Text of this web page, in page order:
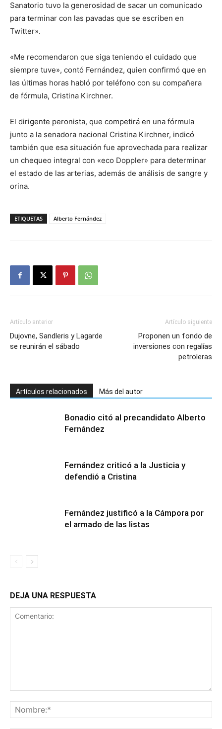
Sanatorio tuvo la generosidad de sacar un comunicado
para terminar con las pavadas que se escriben en
Twitter».
«Me recomendaron que siga teniendo el cuidado que
siempre tuve», contó Fernández, quien confirmó que en
las últimas horas habló por teléfono con su compañera
de fórmula, Cristina Kirchner.
El dirigente peronista, que competirá en una fórmula
junto a la senadora nacional Cristina Kirchner, indicó
también que esa situación fue aprovechada para realizar
un chequeo integral con «eco Doppler» para determinar
el estado de las arterias, además de análisis de sangre y
orina.
ETIQUETAS Alberto Fernández
Artículo anterior
Dujovne, Sandleris y Lagarde
se reunirán el sábado
Artículo siguiente
Proponen un fondo de
inversiones con regalías
petroleras
Artículos relacionados Más del autor
Bonadio citó al precandidato Alberto
Fernández
Fernández criticó a la Justicia y
defendió a Cristina
Fernández justificó a la Cámpora por
el armado de las listas
DEJA UNA RESPUESTA